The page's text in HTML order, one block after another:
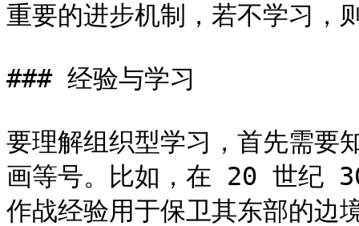
重要的进步机制，若不学习，
### 经验与学习
要理解组织型学习，首先需要
画等号。比如，在 20 世纪
作战经验用于保卫其东部的边